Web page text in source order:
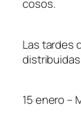
cosos.
Las tardes
15 enero –